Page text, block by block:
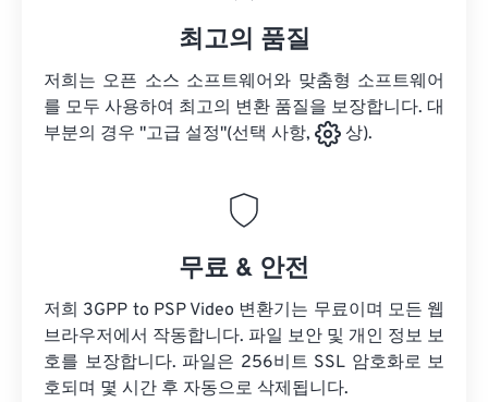
최고의 품질
저희는 오픈 소스 소프트웨어와 맞춤형 소프트웨어
를 모두 사용하여 최고의 변환 품질을 보장합니다. 대
부분의 경우 "고급 설정"(선택 사항,
상).
무료 & 안전
저희 3GPP to PSP Video 변환기는 무료이며 모든 웹
브라우저에서 작동합니다. 파일 보안 및 개인 정보 보
호를 보장합니다. 파일은 256비트 SSL 암호화로 보
호되며 몇 시간 후 자동으로 삭제됩니다.